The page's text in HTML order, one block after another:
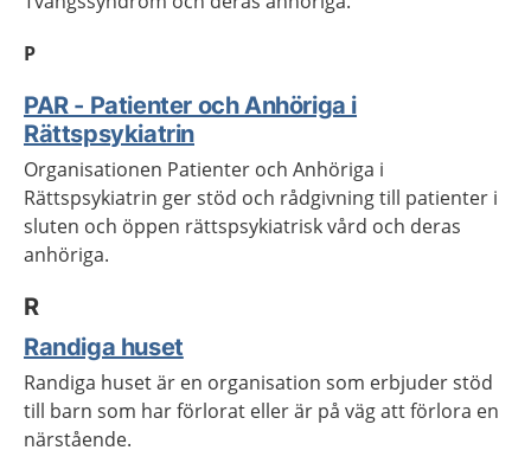
P
PAR - Patienter och Anhöriga i
Rättspsykiatrin
Organisationen Patienter och Anhöriga i
Rättspsykiatrin ger stöd och rådgivning till patienter i
sluten och öppen rättspsykiatrisk vård och deras
anhöriga.
R
Randiga huset
Randiga huset är en organisation som erbjuder stöd
till barn som har förlorat eller är på väg att förlora en
närstående.